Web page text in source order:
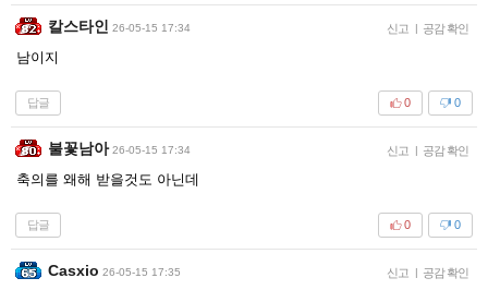
칼스타인 26-05-15 17:34 신고 | 공감 확인
남이지
답글 0
0
불꽃남아 26-05-15 17:34 신고 | 공감 확인
축의를 왜해 받을것도 아닌데
답글 0
0
Casxio 26-05-15 17:35 신고 | 공감 확인